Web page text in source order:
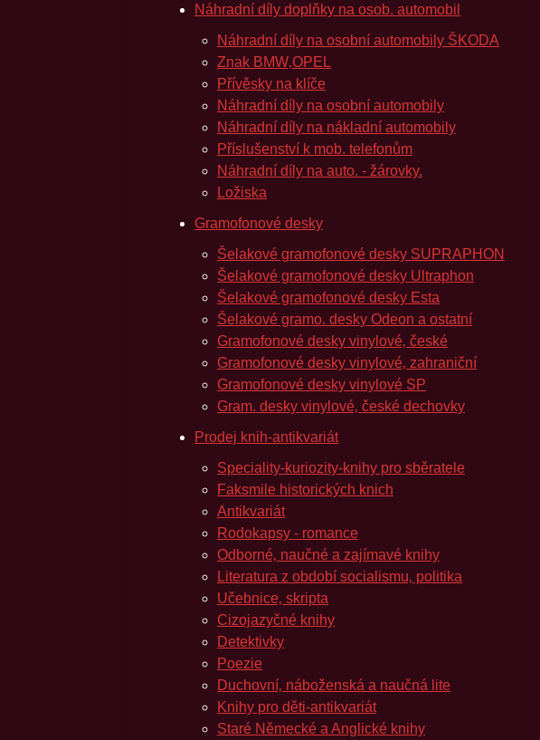
Náhradní díly doplňky na osob. automobil
Náhradní díly na osobní automobily ŠKODA
Znak BMW‚OPEL
Přívěsky na klíče
Náhradní díly na osobní automobily
Náhradní díly na nákladní automobily
Příslušenství k mob. telefonům
Náhradní díly na auto. - žárovky.
Ložiska
Gramofonové desky
Šelakové gramofonové desky SUPRAPHON
Šelakové gramofonové desky Ultraphon
Šelakové gramofonové desky Esta
Šelakové gramo. desky Odeon a ostatní
Gramofonové desky vinylové‚ české
Gramofonové desky vinylové‚ zahraniční
Gramofonové desky vinylové SP
Gram. desky vinylové‚ české dechovky
Prodej knih-antikvariát
Speciality-kuriozity-knihy pro sběratele
Faksmile historických knich
Antikvariát
Rodokapsy - romance
Odborné‚ naučné a zajímavé knihy
Literatura z období socialismu‚ politika
Učebnice‚ skripta
Cizojazyčné knihy
Detektivky
Poezie
Duchovní‚ náboženská a naučná lite
Knihy pro děti-antikvariát
Staré Německé a Anglické knihy